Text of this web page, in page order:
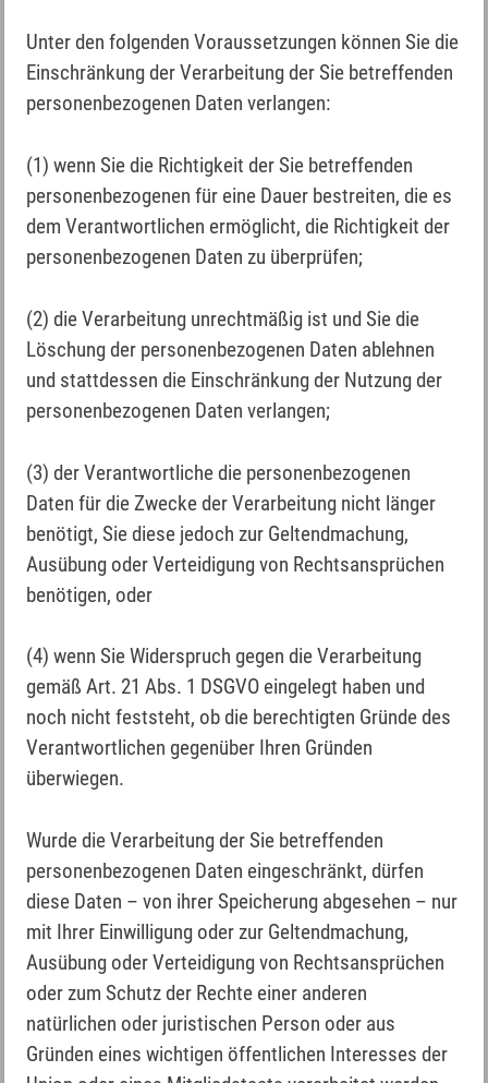
Unter den folgenden Voraussetzungen können Sie die
Einschränkung der Verarbeitung der Sie betreffenden
personenbezogenen Daten verlangen:
(1) wenn Sie die Richtigkeit der Sie betreffenden
personenbezogenen für eine Dauer bestreiten, die es
dem Verantwortlichen ermöglicht, die Richtigkeit der
personenbezogenen Daten zu überprüfen;
(2) die Verarbeitung unrechtmäßig ist und Sie die
Löschung der personenbezogenen Daten ablehnen
und stattdessen die Einschränkung der Nutzung der
personenbezogenen Daten verlangen;
(3) der Verantwortliche die personenbezogenen
Daten für die Zwecke der Verarbeitung nicht länger
benötigt, Sie diese jedoch zur Geltendmachung,
Ausübung oder Verteidigung von Rechtsansprüchen
benötigen, oder
(4) wenn Sie Widerspruch gegen die Verarbeitung
gemäß Art. 21 Abs. 1 DSGVO eingelegt haben und
noch nicht feststeht, ob die berechtigten Gründe des
Verantwortlichen gegenüber Ihren Gründen
überwiegen.
Wurde die Verarbeitung der Sie betreffenden
personenbezogenen Daten eingeschränkt, dürfen
diese Daten – von ihrer Speicherung abgesehen – nur
mit Ihrer Einwilligung oder zur Geltendmachung,
Ausübung oder Verteidigung von Rechtsansprüchen
oder zum Schutz der Rechte einer anderen
natürlichen oder juristischen Person oder aus
Gründen eines wichtigen öffentlichen Interesses der